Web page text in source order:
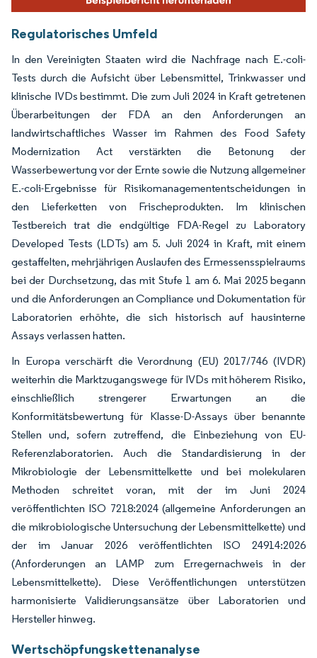
Regulatorisches Umfeld
In den Vereinigten Staaten wird die Nachfrage nach E.-coli-
Tests durch die Aufsicht über Lebensmittel, Trinkwasser und
klinische IVDs bestimmt. Die zum Juli 2024 in Kraft getretenen
Überarbeitungen der FDA an den Anforderungen an
landwirtschaftliches Wasser im Rahmen des Food Safety
Modernization Act verstärkten die Betonung der
Wasserbewertung vor der Ernte sowie die Nutzung allgemeiner
E.-coli-Ergebnisse für Risikomanagemententscheidungen in
den Lieferketten von Frischeprodukten. Im klinischen
Testbereich trat die endgültige FDA-Regel zu Laboratory
Developed Tests (LDTs) am 5. Juli 2024 in Kraft, mit einem
gestaffelten, mehrjährigen Auslaufen des Ermessensspielraums
bei der Durchsetzung, das mit Stufe 1 am 6. Mai 2025 begann
und die Anforderungen an Compliance und Dokumentation für
Laboratorien erhöhte, die sich historisch auf hausinterne
Assays verlassen hatten.
In Europa verschärft die Verordnung (EU) 2017/746 (IVDR)
weiterhin die Marktzugangswege für IVDs mit höherem Risiko,
einschließlich strengerer Erwartungen an die
Konformitätsbewertung für Klasse-D-Assays über benannte
Stellen und, sofern zutreffend, die Einbeziehung von EU-
Referenzlaboratorien. Auch die Standardisierung in der
Mikrobiologie der Lebensmittelkette und bei molekularen
Methoden schreitet voran, mit der im Juni 2024
veröffentlichten ISO 7218:2024 (allgemeine Anforderungen an
die mikrobiologische Untersuchung der Lebensmittelkette) und
der im Januar 2026 veröffentlichten ISO 24914:2026
(Anforderungen an LAMP zum Erregernachweis in der
Lebensmittelkette). Diese Veröffentlichungen unterstützen
harmonisierte Validierungsansätze über Laboratorien und
Hersteller hinweg.
Wertschöpfungskettenanalyse